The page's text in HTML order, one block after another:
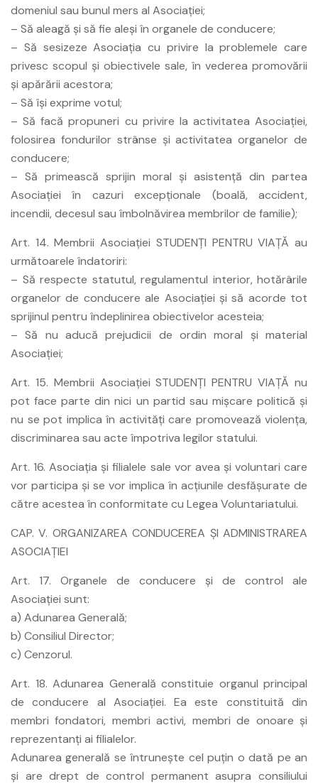
domeniul sau bunul mers al Asociaţiei;
– Să aleagă şi să fie aleşi în organele de conducere;
– Să sesizeze Asociaţia cu privire la problemele care
privesc scopul şi obiectivele sale, în vederea promovării
şi apărării acestora;
– Să îşi exprime votul;
– Să facă propuneri cu privire la activitatea Asociaţiei,
folosirea fondurilor strânse şi activitatea organelor de
conducere;
– Să primească sprijin moral şi asistenţă din partea
Asociaţiei în cazuri excepţionale (boală, accident,
incendii, decesul sau îmbolnăvirea membrilor de familie);
Art. 14. Membrii Asociaţiei STUDENŢI PENTRU VIAŢĂ au
următoarele îndatoriri:
– Să respecte statutul, regulamentul interior, hotărârile
organelor de conducere ale Asociaţiei şi să acorde tot
sprijinul pentru îndeplinirea obiectivelor acesteia;
– Să nu aducă prejudicii de ordin moral şi material
Asociaţiei;
Art. 15. Membrii Asociaţiei STUDENŢI PENTRU VIAŢĂ nu
pot face parte din nici un partid sau mişcare politică şi
nu se pot implica în activităţi care promovează violenţa,
discriminarea sau acte împotriva legilor statului.
Art. 16. Asociaţia şi filialele sale vor avea şi voluntari care
vor participa şi se vor implica în acţiunile desfăşurate de
către acestea în conformitate cu Legea Voluntariatului.
CAP. V. ORGANIZAREA CONDUCEREA ŞI ADMINISTRAREA
ASOCIAŢIEI
Art. 17. Organele de conducere şi de control ale
Asociaţiei sunt:
a) Adunarea Generală;
b) Consiliul Director;
c) Cenzorul.
Art. 18. Adunarea Generală constituie organul principal
de conducere al Asociaţiei. Ea este constituită din
membri fondatori, membri activi, membri de onoare şi
reprezentanţi ai filialelor.
Adunarea generală se întruneşte cel puţin o dată pe an
şi are drept de control permanent asupra consiliului